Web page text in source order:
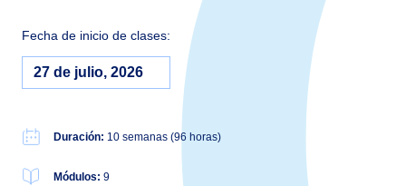
Fecha de inicio de clases:
27 de julio, 2026
Duración: 10 semanas (96 horas)
Módulos: 9